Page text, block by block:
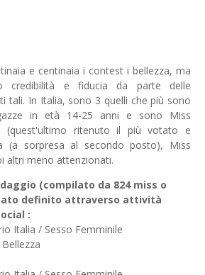
e centinaia i contest i bellezza, ma
credibilità e fiducia da parte delle
tali. In Italia, sono 3 quelli che più sono
in età 14-25 anni e sono Miss
(quest'ultimo ritenuto il più votato e
(a sorpresa al secondo posto), Miss
altri meno attenzionati.
(compilato da 824 miss o
definito attraverso attività
:
Italia / Sesso Femminile